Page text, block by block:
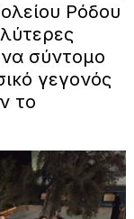
Ρόδου
σύντομο
γεγονός
το